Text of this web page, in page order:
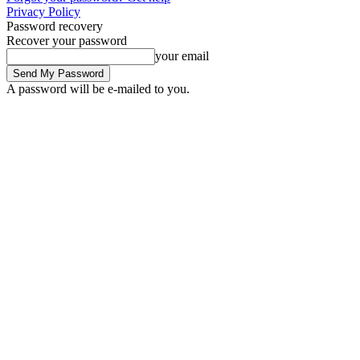
Privacy Policy
Password recovery
Recover your password
your email
A password will be e-mailed to you.